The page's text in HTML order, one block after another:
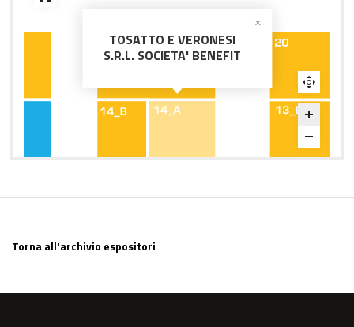
TOSATTO E VERONESI
S.R.L. SOCIETA' BENEFIT
Torna all'archivio espositori